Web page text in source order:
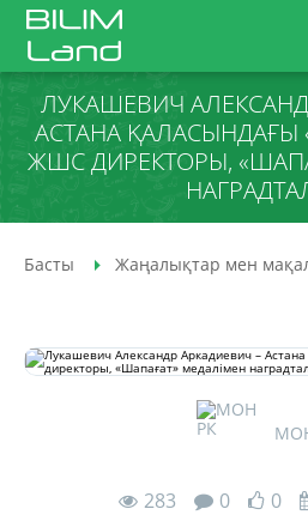
ЛУКАШЕВИЧ
АСТАНА ҚАЛАСЫНДАҒЫ
ЖШС ДИРЕКТОРЫ,
Басты Жаңалықтар мен
283 0 0